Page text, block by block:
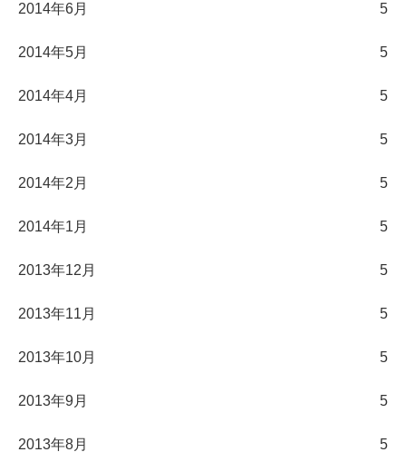
2014年6月 5
2014年5月 5
2014年4月 5
2014年3月 5
2014年2月 5
2014年1月 5
2013年12月 5
2013年11月 5
2013年10月 5
2013年9月 5
2013年8月 5